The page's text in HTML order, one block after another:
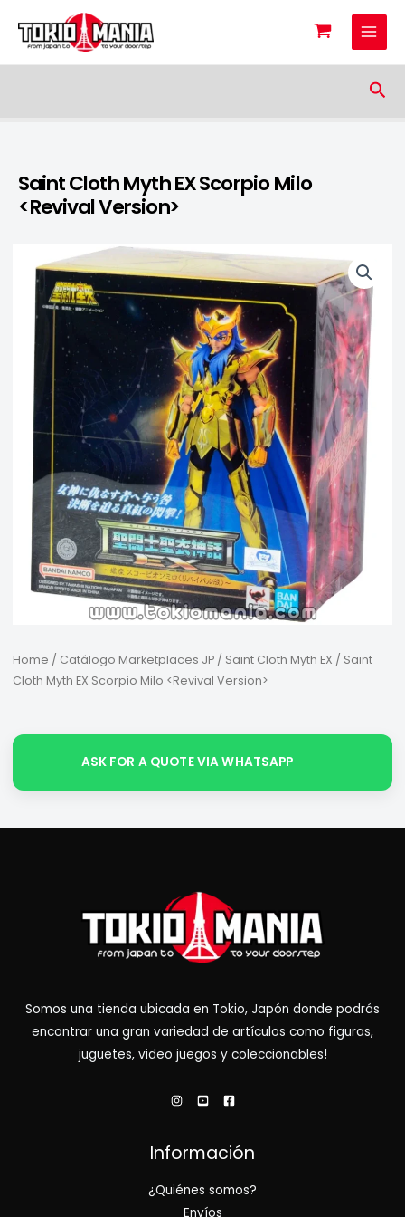
Skip to content
Saint Cloth Myth EX Scorpio Milo
<Revival Version>
Home / Catálogo Marketplaces JP/ Saint Cloth Myth EX / Saint
Cloth Myth EX Scorpio Milo <Revival Version>
ASK FOR A QUOTE VIA WHATSAPP
Somos una tienda ubicada en Tokio, Japón donde podrás
encontrar una gran variedad de artículos como figuras,
juguetes, video juegos y coleccionables!
Información
¿Quiénes somos?
Envíos